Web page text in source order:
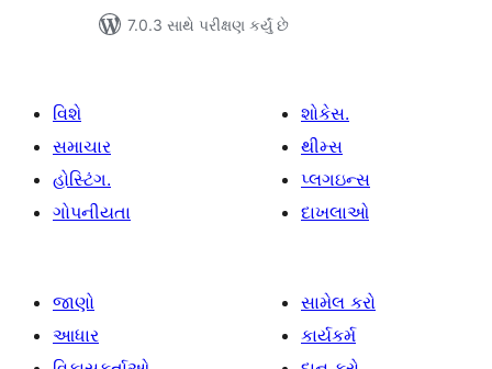
7.0.3 સાથે પરીક્ષણ કર્યું છે
વિશે
સમાચાર
હોસ્ટિંગ.
ગોપનીયતા
શોકેસ.
થીમ્સ
પ્લગઇન્સ
દાખલાઓ
જાણો
આધાર
સામેલ કરો
કાર્યકર્મ